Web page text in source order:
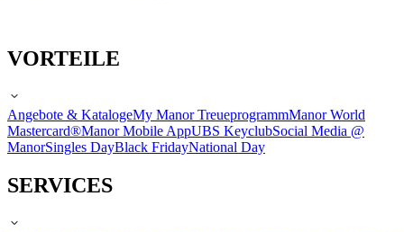
VORTEILE
Angebote & KatalogeMy Manor TreueprogrammManor World
Mastercard®Manor Mobile AppUBS KeyclubSocial Media @
ManorSingles DayBlack FridayNational Day
SERVICES